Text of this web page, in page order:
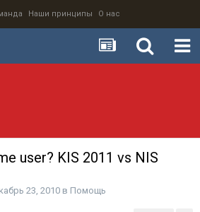
Наши принципы О нас
user? KIS 2011 vs NIS
23, 2010 в Помощь